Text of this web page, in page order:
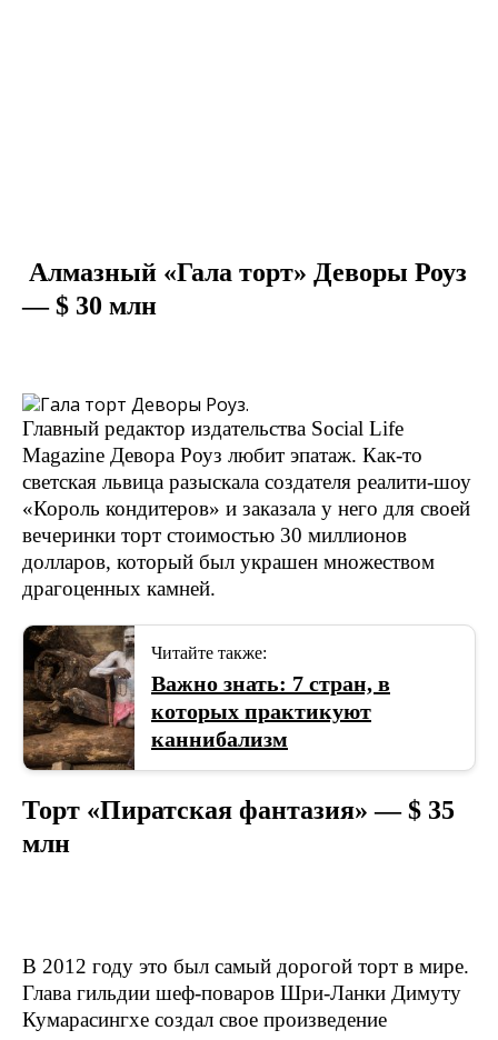
Алмазный «Гала торт» Деворы Роуз
— $ 30 млн
Главный редактор издательства Social Life
Magazine Девора Роуз любит эпатаж. Как-то
светская львица разыскала создателя реалити-шоу
«Король кондитеров» и заказала у него для своей
вечеринки торт стоимостью 30 миллионов
долларов, который был украшен множеством
драгоценных камней.
Читайте также:
​Важно знать: 7 стран, в
которых практикуют
каннибализм
Торт «Пиратская фантазия» — $ 35
млн
В 2012 году это был самый дорогой торт в мире.
Глава гильдии шеф-поваров Шри-Ланки Димуту
Кумарасингхе создал свое произведение